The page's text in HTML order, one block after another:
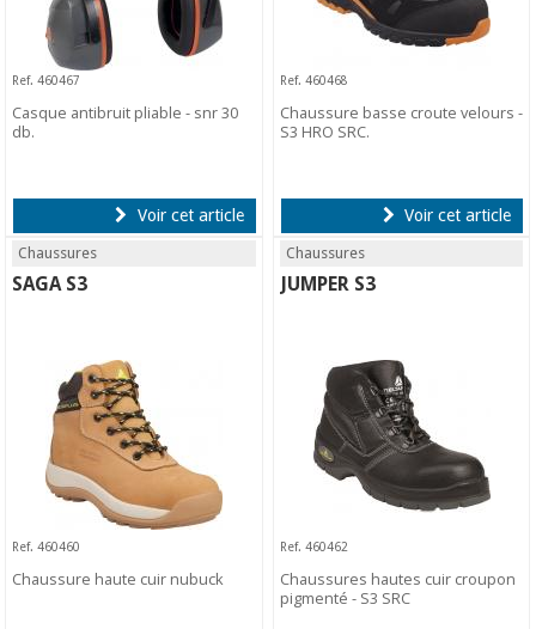
Ref. 460467
Casque antibruit pliable - snr 30
db.
Voir cet article
Ref. 460468
Chaussure basse croute velours -
S3 HRO SRC.
Voir cet article
Chaussures
SAGA S3
Ref. 460460
Chaussure haute cuir nubuck
Chaussures
JUMPER S3
Ref. 460462
Chaussures hautes cuir croupon
pigmenté - S3 SRC